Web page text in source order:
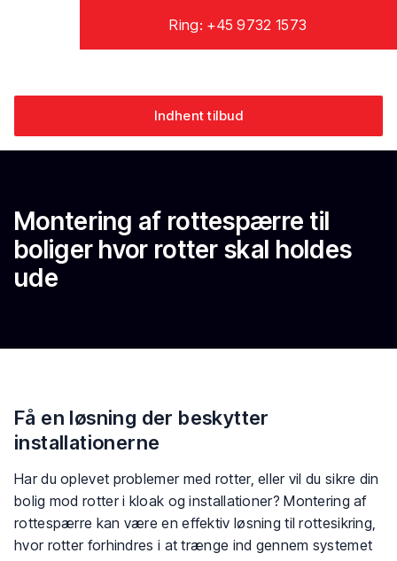
Ring: +45 9732 1573
Indhent tilbud
Montering af rottespærre til
boliger hvor rotter skal holdes
ude
Få en løsning der beskytter
installationerne
Har du oplevet problemer med rotter, eller vil du sikre din
bolig mod rotter i kloak og installationer? Montering af
rottespærre kan være en effektiv løsning til rottesikring,
hvor rotter forhindres i at trænge ind gennem systemet